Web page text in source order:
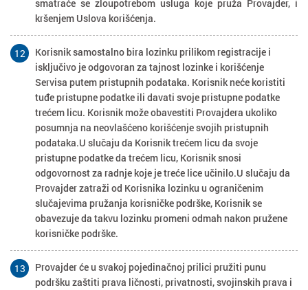
smatraće se zloupotrebom usluga koje pruža Provajder, i
kršenjem Uslova korišćenja.
12
Korisnik samostalno bira lozinku prilikom registracije i
isključivo je odgovoran za tajnost lozinke i korišćenje
Servisa putem pristupnih podataka. Korisnik neće koristiti
tuđe pristupne podatke ili davati svoje pristupne podatke
trećem licu. Korisnik može obavestiti Provajdera ukoliko
posumnja na neovlašćeno korišćenje svojih pristupnih
podataka.U slučaju da Korisnik trećem licu da svoje
pristupne podatke da trećem licu, Korisnik snosi
odgovornost za radnje koje je treće lice učinilo.U slučaju da
Provajder zatraži od Korisnika lozinku u ograničenim
slučajevima pružanja korisničke podrške, Korisnik se
obavezuje da takvu lozinku promeni odmah nakon pružene
korisničke podrške.
13
Provajder će u svakoj pojedinačnoj prilici pružiti punu
podršku zaštiti prava ličnosti, privatnosti, svojinskih prava i